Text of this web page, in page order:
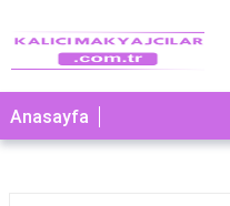
Anasayfa